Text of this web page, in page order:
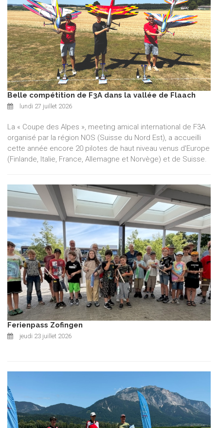
Belle compétition de F3A dans la vallée de Flaach
lundi 27 juillet 2026
La « Coupe des Alpes », meeting amical international de F3A
organisé par la région NOS (Suisse du Nord Est), a accueilli
cette année encore 20 pilotes de haut niveau venus d'Europe
(Finlande, Italie, France, Allemagne et Norvège) et de Suisse.
Ferienpass Zofingen
jeudi 23 juillet 2026